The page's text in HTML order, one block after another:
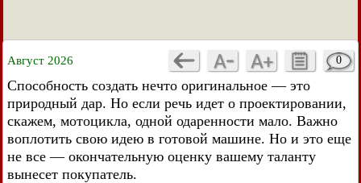
Август 2026 0
Способность создать нечто оригинальное — это
природный дар. Но если речь идет о проектировании,
скажем, мотоцикла, одной одаренности мало. Важно
воплотить свою идею в готовой машине. Но и это еще
не все — окончательную оценку вашему таланту
вынесет покупатель.